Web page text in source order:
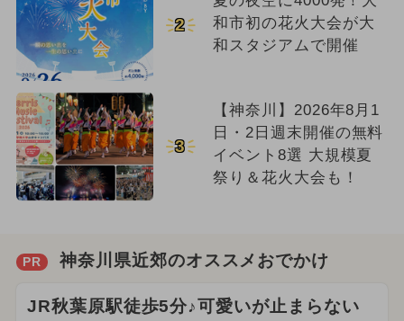
2
和市初の花火大会が大
和スタジアムで開催
3
【神奈川】2026年8月1
日・2日週末開催の無料
イベント8選 大規模夏
祭り＆花火大会も！
PR 神奈川県近郊のオススメおでかけ
JR秋葉原駅徒歩5分♪可愛いが止まらない